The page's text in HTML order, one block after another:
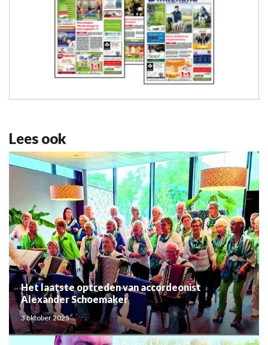
Lees ook
Het laatste optreden van accordeonist
Alexander Schoemaker
3 oktober 2025